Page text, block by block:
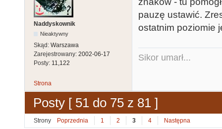
Naddyskownik
Nieaktywny
Skąd: Warszawa
Zarejestrowany: 2002-06-17
Posty: 11,122
pauzę ustawić.
ostatnim poziomie
Sikor umarł...
Strona
Posty [ 51 do 75 z 81 ]
Strony Poprzednia 1 2 3 4 Następna